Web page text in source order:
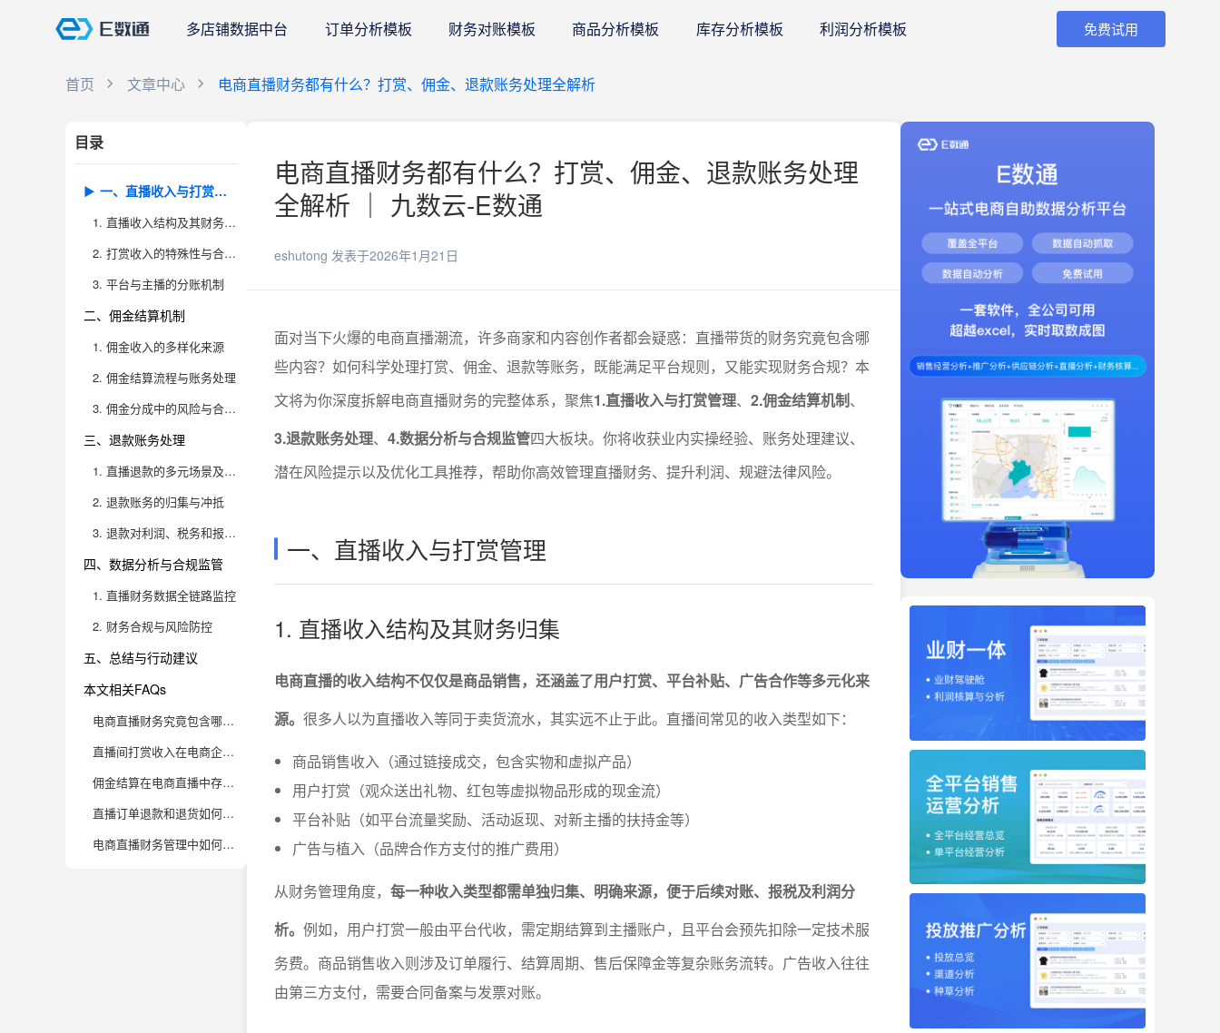
多店铺数据中台 订单分析模板 财务对账模板 商品分析模板 库存分析模板 利润分析模板 免费试用
首页 文章中心 电商直播财务都有什么？打赏、佣金、退款账务处理全解析
目录
一、直播收入与打赏管理
1. 直播收入结构及其财务归集
2. 打赏收入的特殊性与合规性
3. 平台与主播的分账机制
二、佣金结算机制
1. 佣金收入的多样化来源
2. 佣金结算流程与账务处理
3. 佣金分成中的风险与合规管理
三、退款账务处理
1. 直播退款的多元场景及挑战
2. 退款账务的归集与冲抵
3. 退款对利润、税务和报表的影响
四、数据分析与合规监管
1. 直播财务数据全链路监控
2. 财务合规与风险防控
五、总结与行动建议
本文相关FAQs
电商直播财务究竟包含哪些主要内容？
直播间打赏收入在电商企业账务中如何处理？
佣金结算在电商直播中存在哪些财务难点？
直播订单退款和退货如何影响财务数据？企业应该如何做好账务处理？
电商直播财务管理中如何实现多平台、全流程的数据自动化分析？
电商直播财务都有什么？打赏、佣金、退款账务处理
全解析 ｜ 九数云-E数通
eshutong 发表于2026年1月21日
面对当下火爆的电商直播潮流，许多商家和内容创作者都会疑惑：直播带货的财务究竟包含哪
些内容？如何科学处理打赏、佣金、退款等账务，既能满足平台规则，又能实现财务合规？本
文将为你深度拆解电商直播财务的完整体系，聚焦1.直播收入与打赏管理、 2.佣金结算机制、
3.退款账务处理、 4.数据分析与合规监管四大板块。你将收获业内实操经验、账务处理建议、
潜在风险提示以及优化工具推荐，帮助你高效管理直播财务、提升利润、规避法律风险。
一、直播收入与打赏管理
1. 直播收入结构及其财务归集
电商直播的收入结构不仅仅是商品销售，还涵盖了用户打赏、平台补贴、广告合作等多元化来
源。 很多人以为直播收入等同于卖货流水，其实远不止于此。直播间常见的收入类型如下：
商品销售收入（通过链接成交，包含实物和虚拟产品）
用户打赏（观众送出礼物、红包等虚拟物品形成的现金流）
平台补贴（如平台流量奖励、活动返现、对新主播的扶持金等）
广告与植入（品牌合作方支付的推广费用）
从财务管理角度， 每一种收入类型都需单独归集、明确来源，便于后续对账、报税及利润分
析。 例如，用户打赏一般由平台代收，需定期结算到主播账户，且平台会预先扣除一定技术服
务费。商品销售收入则涉及订单履行、结算周期、售后保障金等复杂账务流转。广告收入往往
由第三方支付，需要合同备案与发票对账。